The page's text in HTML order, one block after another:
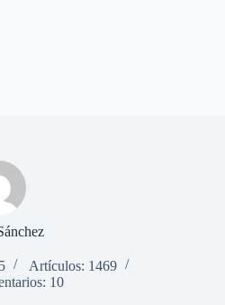
Artículos: 1469
10